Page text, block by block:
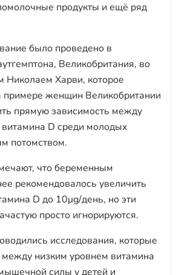
продукты и ещё ряд
было проведено в
Великобритания, во
Николаем Харви, которое
примере женщин Великобритании
прямую зависимость между
D среди молодых
потомством.
что беременным
рекомендовалось увеличить
D до 10μg/день, но эти
просто игнорируются.
исследования, которые
низким уровнем витамина
силы у детей и